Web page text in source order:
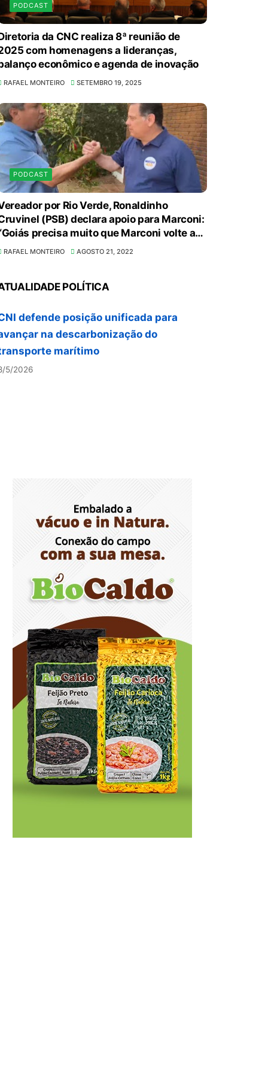
PODCAST
da CNC realiza 8ª reunião de
com homenagens a lideranças,
econômico e agenda de inovação
RAFAEL MONTEIRO SETEMBRO 19, 2025
PODCAST
por Rio Verde, Ronaldinho
(PSB) declara apoio para Marconi:
precisa muito que Marconi volte ao
político”
RAFAEL MONTEIRO AGOSTO 21, 2022
POLÍTICA
Lilás reforça orientação sobre
e canais de proteção às
8/5/2026
propõe atualizar as normas da
de alimentos e de
8/5/2026
quer assegurar direito ao voto de
de segurança escalados no dia
eleição
8/5/2026
de Concerto, da Rádio MEC, celebra
Gnattali nesta sexta (7)
defende posição unificada para
marítimo
8/5/2026